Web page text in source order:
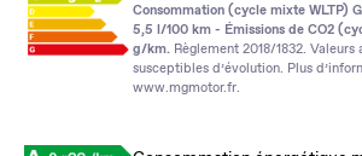
Consommation (cycle mixte WLTP)
5,5 l/100 km - Émissions de CO2
g/km. Règlement 2018/1832.
susceptibles d’évolution. Plus
www.mgmotor.fr.